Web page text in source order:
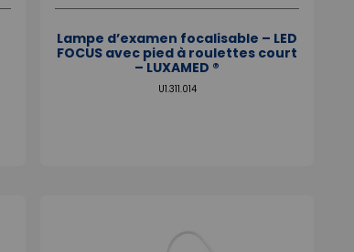
Lampe d’examen focalisable – LED
FOCUS avec pied à roulettes court
– LUXAMED ®
U1.311.014